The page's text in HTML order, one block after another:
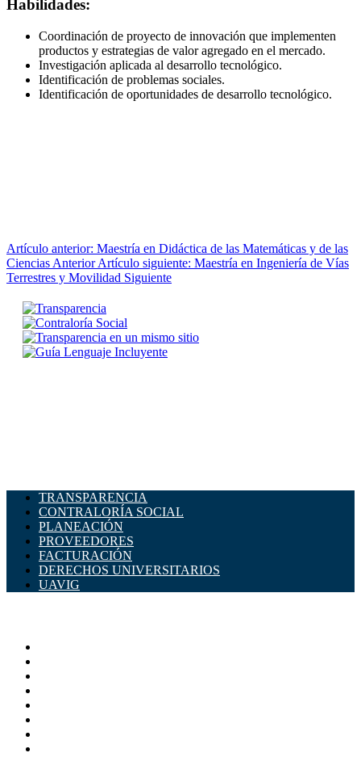
Habilidades:
Coordinación de proyecto de innovación que implementen
productos y estrategias de valor agregado en el mercado.
Investigación aplicada al desarrollo tecnológico.
Identificación de problemas sociales.
Identificación de oportunidades de desarrollo tecnológico.
Artículo anterior: Maestría en Didáctica de las Matemáticas y de las
Ciencias Anterior Artículo siguiente: Maestría en Ingeniería de Vías
Terrestres y Movilidad Siguiente
TRANSPARENCIA
CONTRALORÍA SOCIAL
PLANEACIÓN
PROVEEDORES
FACTURACIÓN
DERECHOS UNIVERSITARIOS
UAVIG